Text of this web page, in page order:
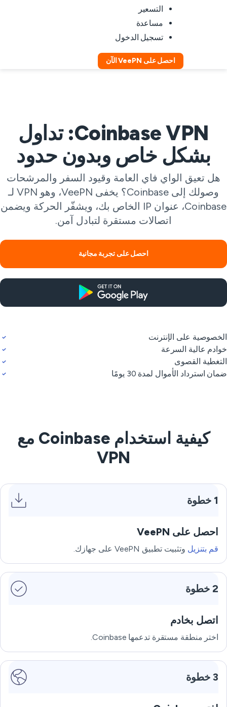
التسعير
مساعدة
تسجيل الدخول
احصل على VeePN الآن
Coinbase VPN: تداول
بشكل خاص وبدون حدود
هل تعيق الواي فاي العامة وقيود السفر والمرشحات
وصولك إلى Coinbase؟ يخفى VeePN، وهو VPN لـ
Coinbase، عنوان IP الخاص بك، ويشفّر الحركة ويضمن
اتصالات مستقرة لتبادل آمن.
احصل على تجربة مجانية
على الإنترنت
عالية السرعة
القصوى
استرداد الأموال لمدة 30 يومًا
كيفية استخدام Coinbase مع
VPN
احصل على VeePN
قم بتنزيلوتثبيت تطبيق VeePN على جهازك.
2 خطوة
اتصل بخادم
اختر منطقة مستقرة تدعمها Coinbase.